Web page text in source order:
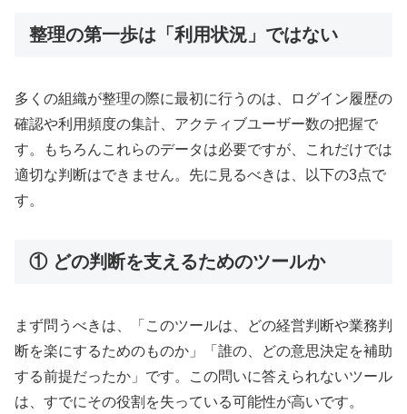
整理の第一歩は「利用状況」ではない
多くの組織が整理の際に最初に行うのは、ログイン履歴の
確認や利用頻度の集計、アクティブユーザー数の把握で
す。もちろんこれらのデータは必要ですが、これだけでは
適切な判断はできません。先に見るべきは、以下の3点で
す。
① どの判断を支えるためのツールか
まず問うべきは、「このツールは、どの経営判断や業務判
断を楽にするためのものか」「誰の、どの意思決定を補助
する前提だったか」です。この問いに答えられないツール
は、すでにその役割を失っている可能性が高いです。